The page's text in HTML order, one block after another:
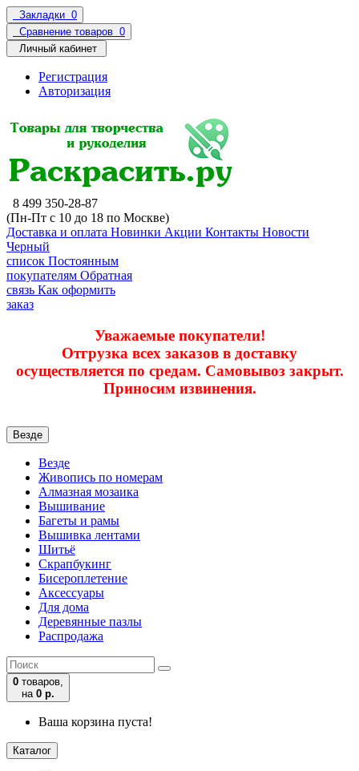
Закладки 0
Сравнение товаров 0
Личный кабинет
Регистрация
Авторизация
8 499 350-28-87
(Пн-Пт с 10 до 18 по Москве)
Доставка и оплата Новинки Акции Контакты Новости
Черный
список Постоянным
покупателям Обратная
связь Как оформить
заказ
Уважаемые покупатели!
Отгрузка всех заказов в доставку
осуществляется по средам. Самовывоз закрыт.
Приносим извинения.
Везде
Везде
Живопись по номерам
Алмазная мозаика
Вышивание
Багеты и рамы
Вышивка лентами
Шитьё
Скрапбукинг
Бисероплетение
Аксессуары
Для дома
Деревянные пазлы
Распродажа
0 товаров,
на 0 р.
Ваша корзина пуста!
Каталог